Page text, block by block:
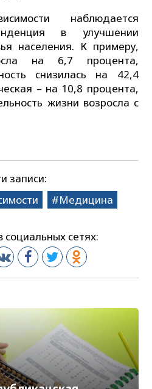
наблюдается
в улучшении
населения. К примеру,
на 6,7 процента,
снизилась на 42,4
– на 10,8 процента,
жизни возросла с
записи:
Медицина
социальных сетях: